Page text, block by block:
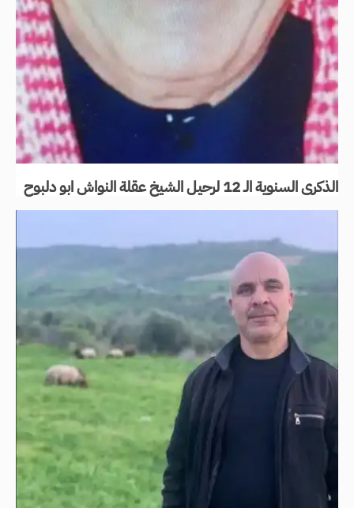
الذكرى السنوية الـ 12 لرحيل الشيخ عقلة النواش ابو دلبوح